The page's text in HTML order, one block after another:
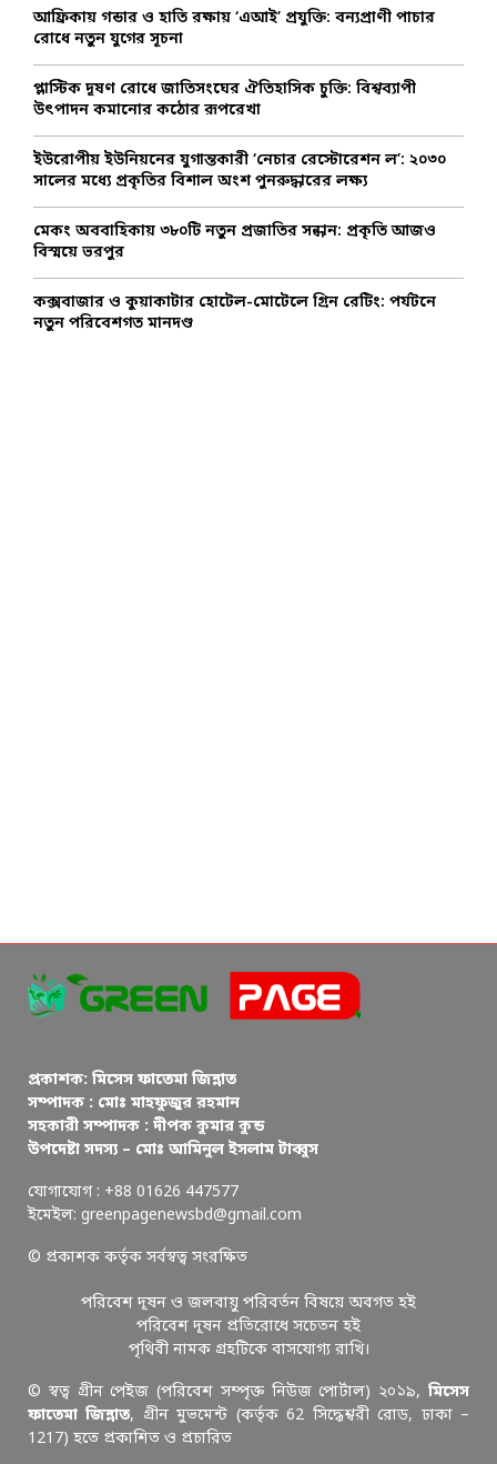
r
আফ্রিকায় গন্ডার ও হাতি রক্ষায় ‘এআই’ প্রযুক্তি: বন্যপ্রাণী পাচার
রোধে নতুন যুগের সূচনা
প্লাস্টিক দূষণ রোধে জাতিসংঘের ঐতিহাসিক চুক্তি: বিশ্বব্যাপী
উৎপাদন কমানোর কঠোর রূপরেখা
ইউরোপীয় ইউনিয়নের যুগান্তকারী ‘নেচার রেস্টোরেশন ল’: ২০৩০
সালের মধ্যে প্রকৃতির বিশাল অংশ পুনরুদ্ধারের লক্ষ্য
মেকং অববাহিকায় ৩৮০টি নতুন প্রজাতির সন্ধান: প্রকৃতি আজও
বিস্ময়ে ভরপুর
কক্সবাজার ও কুয়াকাটার হোটেল-মোটেলে গ্রিন রেটিং: পর্যটনে
নতুন পরিবেশগত মানদণ্ড
প্রকাশক: মিসেস ফাতেমা জিন্নাত
সম্পাদক : মোঃ মাহফুজুর রহমান
সহকারী সম্পাদক : দীপক কুমার কুন্ড
উপদেষ্টা সদস্য – মোঃ আমিনুল ইসলাম টাব্বুস
যোগাযোগ : +88 01626 447577
ইমেইল: greenpagenewsbd@gmail.com
© প্রকাশক কর্তৃক সর্বস্বত্ব সংরক্ষিত
পরিবেশ দূষন ও জলবায়ু পরিবর্তন বিষয়ে অবগত হই
পরিবেশ দূষন প্রতিরোধে সচেতন হই
পৃথিবী নামক গ্রহটিকে বাসযোগ্য রাখি।
© স্বত্ব গ্রীন পেইজ (পরিবেশ সম্পৃক্ত নিউজ পোর্টাল) ২০১৯, মিসেস
ফাতেমা জিন্নাত, গ্রীন মুভমেন্ট (কর্তৃক 62 সিদ্ধেশ্বরী রোড, ঢাকা –
1217) হতে প্রকাশিত ও প্রচারিত